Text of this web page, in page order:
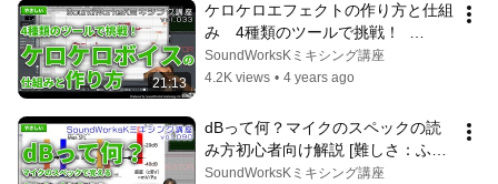
21:13
ケロケロエフェクトの作り方と仕組
み　4種類のツールで挑戦！
[vol.033 難しさ：やさしい] 歌って
みたMIX/ボーカルミックス
SoundWorksKミキシング講座
4.2K views • 4 years ago
dBって何？マイクのスペックの読
み方初心者向け解説 [難しさ：ふつ
う vol.090] デシベル/音量/音圧
SoundWorksKミキシング講座